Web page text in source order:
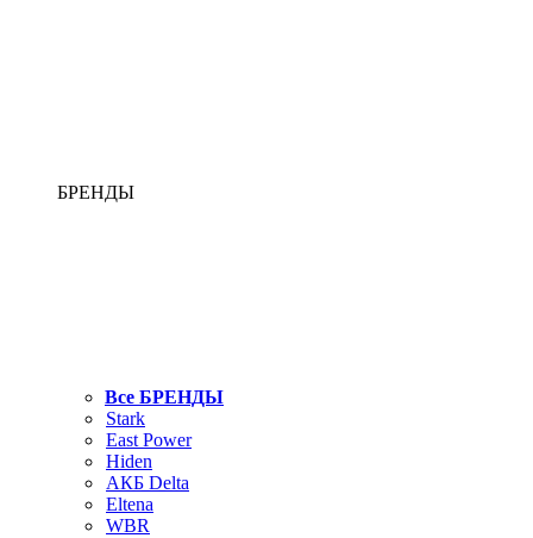
БРЕНДЫ
Все БРЕНДЫ
Stark
East Power
Hiden
АКБ Delta
Eltena
WBR